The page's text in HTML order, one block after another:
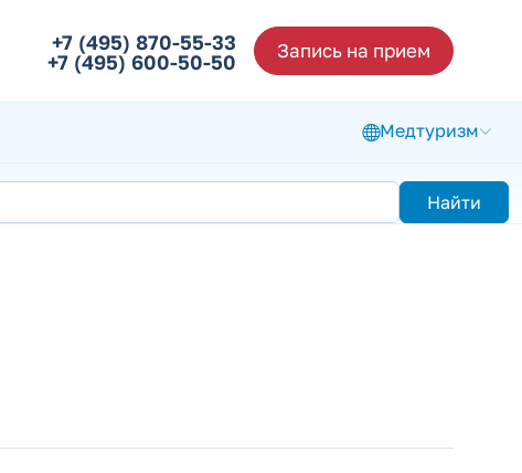
+7 (495) 870-55-33
+7 (495) 600-50-50
Запись на прием
Медтуризм
Найти